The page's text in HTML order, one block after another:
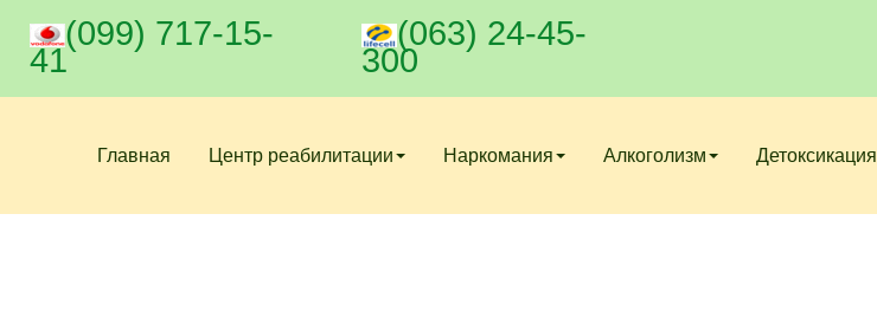
(099) 717-15-
41
(063) 24-45-
300
Главная Центр реабилитации Наркомания Алкоголизм Детоксикация